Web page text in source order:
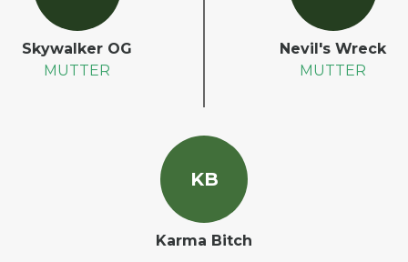
KB
Karma Bitch
Skywalker OG
MUTTER
Nevil's Wreck
MUTTER